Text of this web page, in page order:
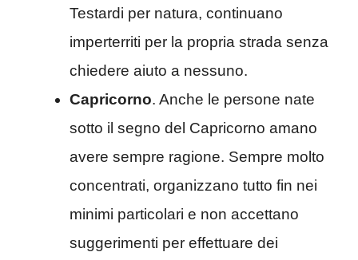
Testardi per natura, continuano
imperterriti per la propria strada senza
chiedere aiuto a nessuno.
Capricorno. Anche le persone nate
sotto il segno del Capricorno amano
avere sempre ragione. Sempre molto
concentrati, organizzano tutto fin nei
minimi particolari e non accettano
suggerimenti per effettuare dei